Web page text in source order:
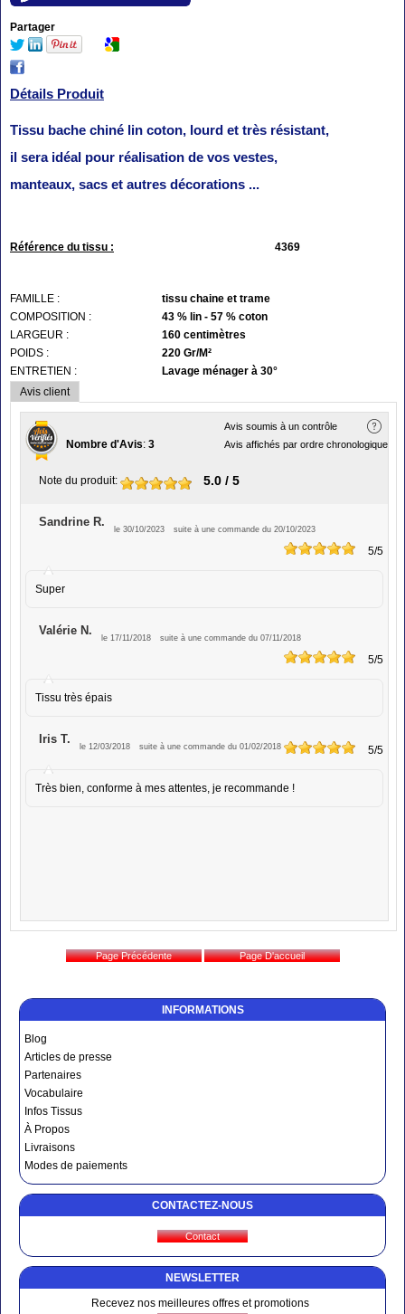
INFORMATIONS
Blog
Articles de presse
Partenaires
Vocabulaire
Infos Tissus
À Propos
Livraisons
Modes de paiements
CONTACTEZ-NOUS
NEWSLETTER
Recevez nos meilleures offres et promotions
Partager
Détails Produit
Tissu bache chiné lin coton, lourd et très résistant,
il sera idéal pour réalisation de vos vestes,
manteaux, sacs et autres décorations ...
Référence du tissu : 4369
FAMILLE :
tissu chaine et trame
COMPOSITION :
43 % lin - 57 % coton
LARGEUR :
160 centimètres
POIDS :
220 Gr/M²
ENTRETIEN :
Lavage ménager à 30°
Avis client
Avis soumis à un contrôle
Avis affichés par ordre chronologique
Nombre d'Avis: 3
Note du produit: 5.0 / 5
Sandrine R.
le 30/10/2023 suite à une commande du 20/10/2023
5/5
Super
Valérie N.
le 17/11/2018 suite à une commande du 07/11/2018
5/5
Tissu très épais
Iris T.
le 12/03/2018 suite à une commande du 01/02/2018 5/5
Très bien, conforme à mes attentes, je recommande !